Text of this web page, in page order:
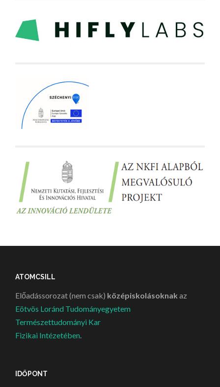
ATOMCSILL
Előadássorozat (nem csak) középiskolásoknak az
Eötvös Loránd Tudományegyetem
Természettudományi Kar
Fizikai Intézetében.
IDŐPONT